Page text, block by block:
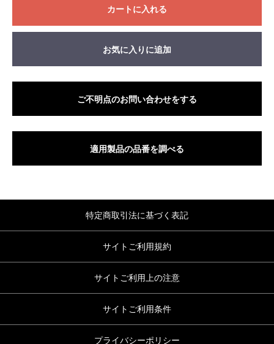
カートに入れる
お気に入りに追加
ご不明点のお問い合わせをする
適用製品の品番を調べる
特定商取引法に基づく表記
サイトご利用規約
サイトご利用上の注意
サイトご利用条件
プライバシーポリシー